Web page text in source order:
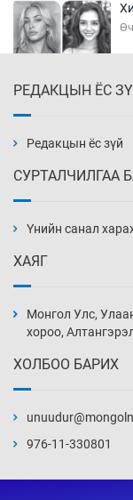
РЕДАКЦЫН ЁС
Редакцын ёс зүй
СУРТАЛЧИЛГАА
Үнийн санал
ХАЯГ
Монгол Улс,
хороо,
ХОЛБОО БАРИХ
976-11-330801